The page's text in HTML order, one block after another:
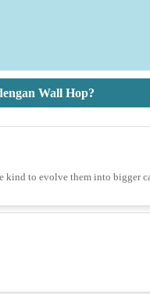
Wall Hop?
kind to evolve them into bigger